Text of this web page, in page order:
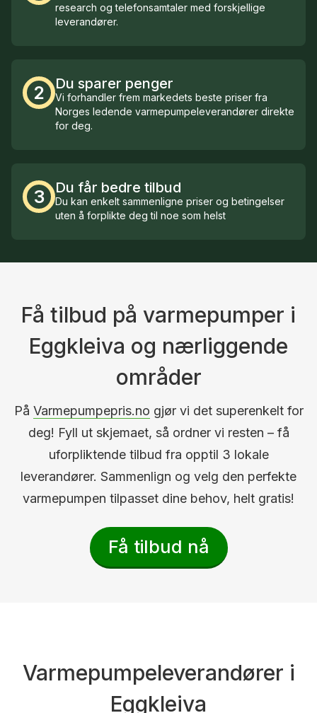
research og telefonsamtaler med forskjellige
leverandører.
2 Du sparer penger
Vi forhandler frem markedets beste priser fra
Norges ledende varmepumpeleverandører direkte
for deg.
3 Du får bedre tilbud
Du kan enkelt sammenligne priser og betingelser
uten å forplikte deg til noe som helst
Få tilbud på varmepumper i
Eggkleiva og nærliggende
områder
På Varmepumpepris.no gjør vi det superenkelt for
deg! Fyll ut skjemaet, så ordner vi resten – få
uforpliktende tilbud fra opptil 3 lokale
leverandører. Sammenlign og velg den perfekte
varmepumpen tilpasset dine behov, helt gratis!
Få tilbud nå
Varmepumpeleverandører i
Eggkleiva